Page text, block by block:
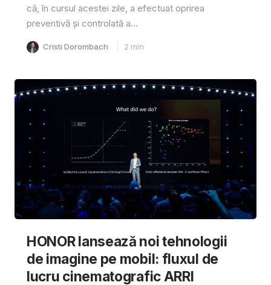
că, în cursul acestei zile, a efectuat oprirea
preventivă și controlată a...
Cristi Dorombach 2 min
HONOR lansează noi tehnologii
de imagine pe mobil: fluxul de
lucru cinematografic ARRI